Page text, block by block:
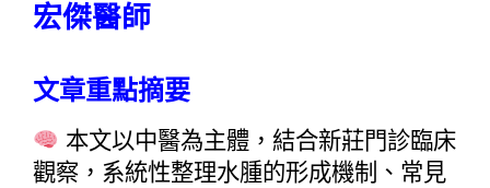
宏傑醫師
文章重點摘要
本文以中醫為主體，結合新莊門診臨床
觀察，系統性整理水腫的形成機制、常見